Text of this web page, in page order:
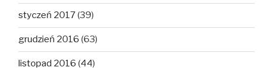
styczeń 2017(39)
grudzień 2016 (63)
listopad 2016 (44)